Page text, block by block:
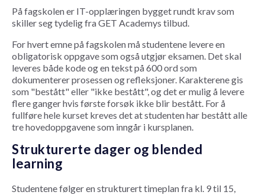
På fagskolen er IT-opplæringen bygget rundt krav som
skiller seg tydelig fra GET Academys tilbud.
For hvert emne på fagskolen må studentene levere en
obligatorisk oppgave som også utgjør eksamen. Det skal
leveres både kode og en tekst på 600 ord som
dokumenterer prosessen og refleksjoner. Karakterene gis
som "bestått" eller "ikke bestått", og det er mulig å levere
flere ganger hvis første forsøk ikke blir bestått. For å
fullføre hele kurset kreves det at studenten har bestått alle
tre hovedoppgavene som inngår i kursplanen.
Strukturerte dager og blended
learning
Studentene følger en strukturert timeplan fra kl. 9 til 15,